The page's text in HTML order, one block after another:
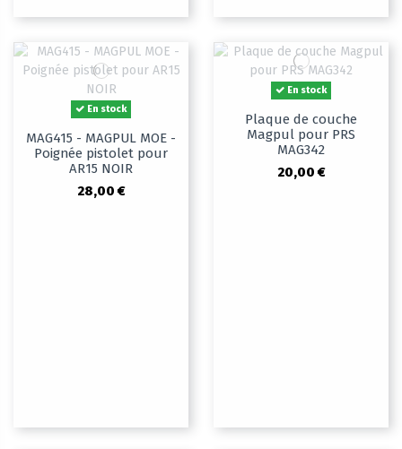
En stock
MAG415 - MAGPUL MOE -
Poignée pistolet pour
AR15 NOIR
28,00 €
En stock
Plaque de couche
Magpul pour PRS
MAG342
20,00 €